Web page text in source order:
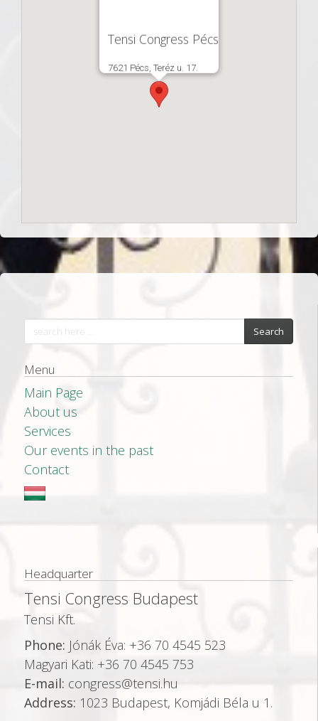
Tensi Congress Pécs
7621 Pécs, Teréz u. 17.
Search
Menu
Main Page
About us
Services
Our events in the past
Contact
Headquarter
Tensi Congress Budapest
Tensi Kft.
Phone: Jónák Éva: +36 70 4545 523
Magyari Kati: +36 70 4545 753
E-mail: congress@tensi.hu
Address: 1023 Budapest, Komjádi Béla u 1.